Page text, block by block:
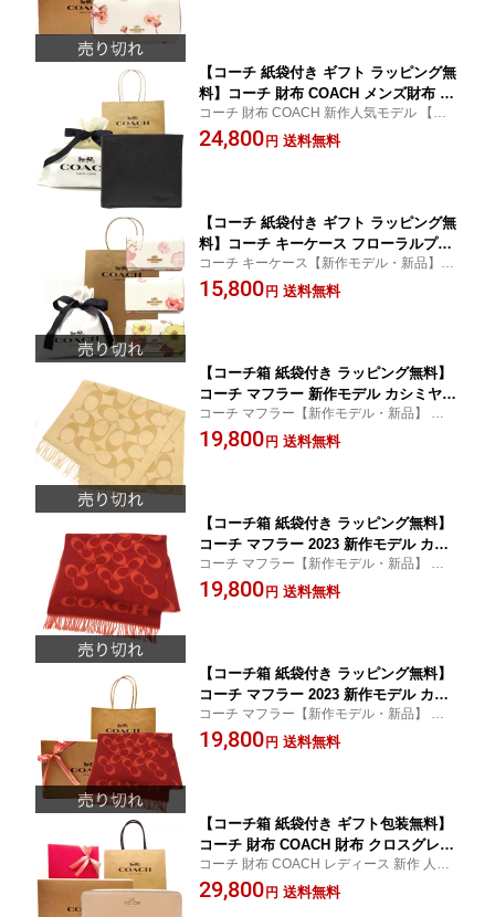
【コーチ 紙袋付き ギフト ラッピング無
料】コーチ 財布 COACH メンズ財布 ク
ロスグレイン レザー 二つ折り財布 コイ
ンケース付き CU-371 QB/BK ブラック
コーチ 財布 COACH 新作人気モデル 【コ
−チ サイフ さいふ】
24,800 円 送料無料
【コーチ 紙袋付き ギフト ラッピング無
料】コーチ キーケース フローラルプリ
ント 花柄 5連 ブランド キーケース レデ
ィース CR835 CO379 ICI799 IMCAH ホ
コーチ キーケース【新作モデル・新品】
【COACH コーチ】
15,800 円 送料無料
【コーチ箱 紙袋付き ラッピング無料】
コーチ マフラー 新作モデル カシミヤブ
レンド シグネチャー ロゴ マフラー レ
ディース CU-807 CAM ONE キャメル×
コーチ マフラー【新作モデル・新品】 【C
OACH コーチ】
19,800 円 送料無料
【コーチ箱 紙袋付き ラッピング無料】
コーチ マフラー 2023 新作モデル カシ
ミヤブレンド シグネチャー ロゴ マフラ
ー レディース CB-684 F8Q 0NE レッド
コーチ マフラー【新作モデル・新品】 【C
OACH コーチ】
19,800 円 送料無料
【コーチ箱 紙袋付き ラッピング無料】
コーチ マフラー 2023 新作モデル カシ
ミヤブレンド シグネチャー ロゴ マフラ
ー レディース CB-684 F8Q 0NE レッド
コーチ マフラー【新作モデル・新品】 【C
OACH コーチ】
19,800 円 送料無料
【コーチ箱 紙袋付き ギフト包装無料】
コーチ 財布 COACH 財布 クロスグレイ
ンレザー ファスナー長財布 C-3441 IMT
AU COACH【新作 新品 限定モデル】
コーチ 財布 COACH レディース 新作 人気
モデル フェミニンでオシャレな長財布！
29,800 円 送料無料